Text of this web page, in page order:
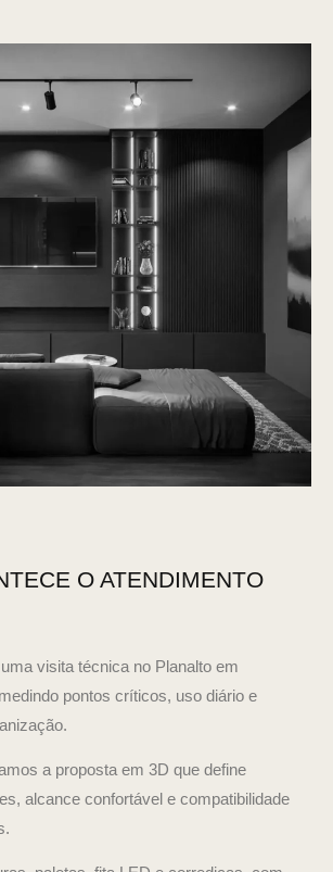
O ATENDIMENTO
visita técnica no Planalto em
pontos críticos, uso diário e
a proposta em 3D que define
alcance confortável e compatibilidade